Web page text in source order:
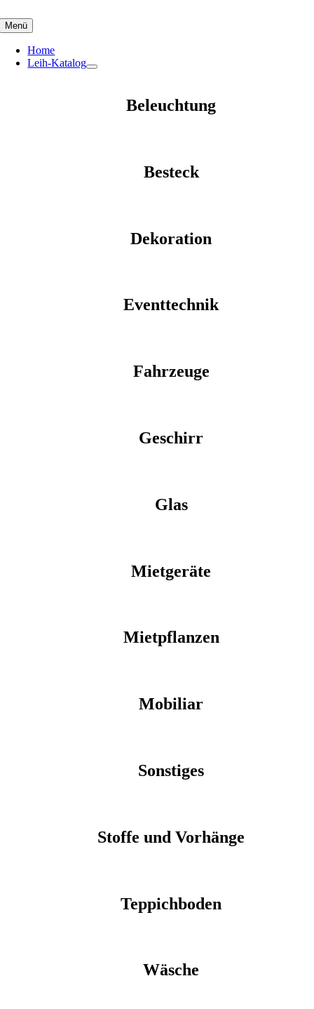
to
content
Menü
Home
Leih-Katalog
Beleuchtung
Besteck
Dekoration
Eventtechnik
Fahrzeuge
Geschirr
Glas
Mietgeräte
Mietpflanzen
Mobiliar
Sonstiges
Stoffe und Vorhänge
Teppichboden
Wäsche